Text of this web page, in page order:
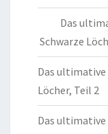
Das
Schwarze
Das ultimative
Löcher, Teil 2
Das ultimative